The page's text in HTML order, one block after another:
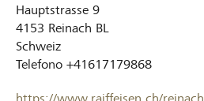
Hauptstrasse 9
4153 Reinach BL
Schweiz
Telefono +41617179868